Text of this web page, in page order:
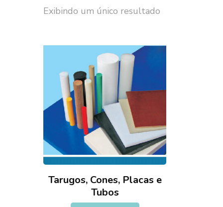
Exibindo um único resultado
Tarugos, Cones, Placas e
Tubos